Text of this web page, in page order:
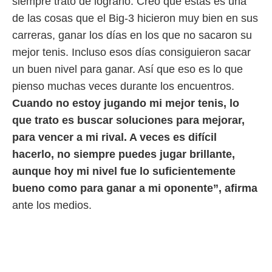
u
momento
en
en
de
un
de las cosas que el Big-3 hicieron muy bien en sus
carreras, ganar los días en los que no sacaron su
mejor tenis. Incluso esos días consiguieron sacar
un buen nivel para ganar. Así que eso es lo que
pienso muchas veces durante los encuentros.
Cuando no estoy jugando mi mejor tenis, lo
que trato es buscar soluciones para mejorar,
para vencer a mi rival. A veces es difícil
hacerlo, no siempre puedes jugar brillante,
aunque hoy mi nivel fue lo suficientemente
bueno como para ganar a mi oponente”, afirma
ante los medios.